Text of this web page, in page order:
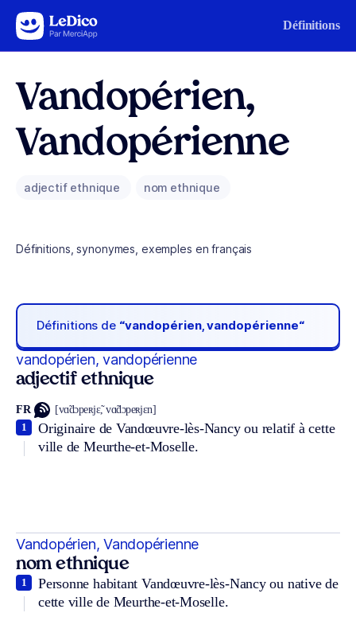
Aller au contenu Définitions
Vandopérien,
Vandopérienne
adjectif ethnique nom ethnique
Définitions, synonymes, exemples en français
Définitions de “vandopérien, vandopérienne“
vandopérien, vandopérienne
adjectif ethnique
FR [vɑ̃dɔpeʀjɛ̃, vɑ̃dɔpeʀjɛn]
Originaire de Vandœuvre-lès-Nancy ou relatif à cette
ville de Meurthe-et-Moselle.
1
Vandopérien, Vandopérienne
nom ethnique
Personne habitant Vandœuvre-lès-Nancy ou native de
cette ville de Meurthe-et-Moselle.
1